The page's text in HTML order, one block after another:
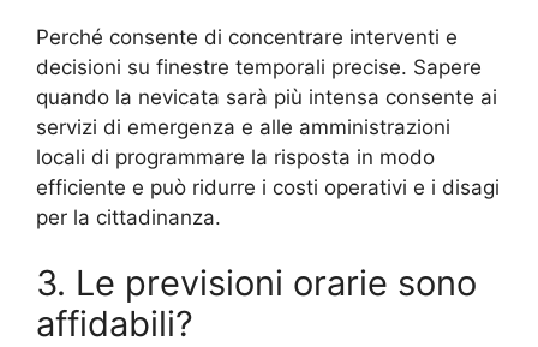
Perché consente di concentrare interventi e
decisioni su finestre temporali precise. Sapere
quando la nevicata sarà più intensa consente ai
servizi di emergenza e alle amministrazioni
locali di programmare la risposta in modo
efficiente e può ridurre i costi operativi e i disagi
per la cittadinanza.
3. Le previsioni orarie sono
affidabili?